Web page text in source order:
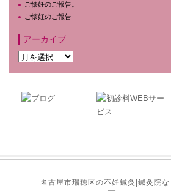
ご懐妊のご報告。
ご懐妊のご報告
アーカイブ
名古屋市瑞穂区の不妊鍼灸|鍼灸院